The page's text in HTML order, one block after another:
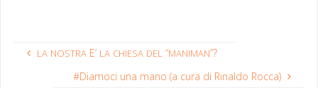
LA NOSTRAE’ LA CHIESA DEL“MANIMAN”?
#Diamoci una mano (a cura di Rinaldo Rocca)